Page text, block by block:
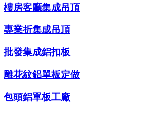
樓房客廳集成吊頂
專業折集成吊頂
批發集成鋁扣板
雕花紋鋁單板定做
包頭鋁單板工廠